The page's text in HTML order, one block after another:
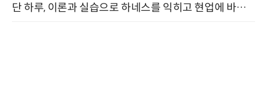
단 하루, 이론과 실습으로 하네스를 익히고 현업에 바로 쓰는 핸즈온 워크숍 (8/20)